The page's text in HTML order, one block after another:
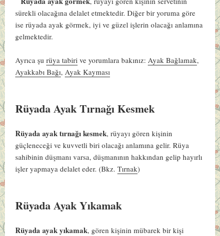
sürekli olacağına delalet etmektedir. Diğer bir yoruma göre
ise rüyada ayak görmek, iyi ve güzel işlerin olacağı anlamına
gelmektedir.
Ayrıca şurüya tabiri ve yorumlara bakınız: Ayak Bağlamak,
Ayakkabı Bağı, Ayak Kayması
Rüyada Ayak Tırnağı Kesmek
Rüyada ayak tırnağı kesmek, rüyayı gören kişinin
güçleneceği ve kuvvetli biri olacağı anlamına gelir. Rüya
sahibinin düşmanı varsa, düşmanının hakkından gelip hayırlı
işler yapmaya delalet eder.(Bkz.Tırnak)
Rüyada Ayak Yıkamak
Rüyada ayak yıkamak, gören kişinin mübarek bir kişi